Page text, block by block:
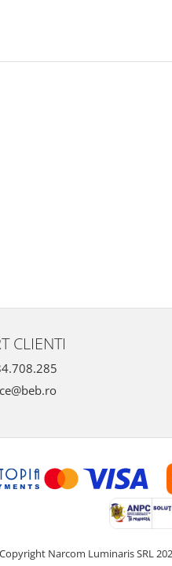
CLIENTI
Narcom Luminaris SRL